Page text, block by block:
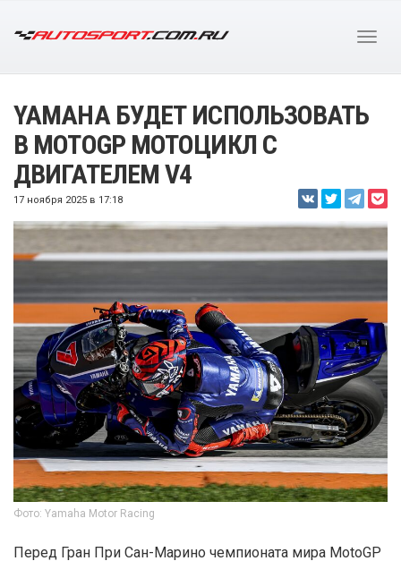
YAMAHA БУДЕТ ИСПОЛЬЗОВАТЬ
В MOTOGP МОТОЦИКЛ С
ДВИГАТЕЛЕМ V4
17 ноября 2025 в 17:18
Фото: Yamaha Motor Racing
Перед Гран При Сан-Марино чемпионата мира MotoGP